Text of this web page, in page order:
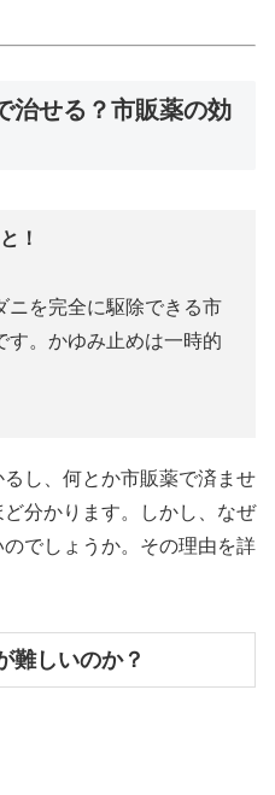
治せる？市販薬の効
！
ニを完全に駆除できる市
す。かゆみ止めは一時的
るし、何とか市販薬で済ませ
分かります。しかし、なぜ
でしょうか。その理由を詳
難しいのか？